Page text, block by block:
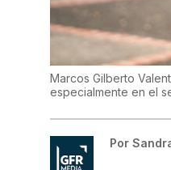
Marcos Gilberto
especialmente en el
Por